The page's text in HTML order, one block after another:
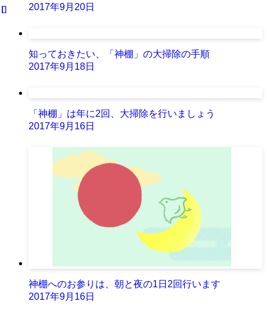
2017年9月20日
知っておきたい、「神棚」の大掃除の手順
2017年9月18日
「神棚」は年に2回、大掃除を行いましょう
2017年9月16日
神棚へのお参りは、朝と夜の1日2回行います
2017年9月16日